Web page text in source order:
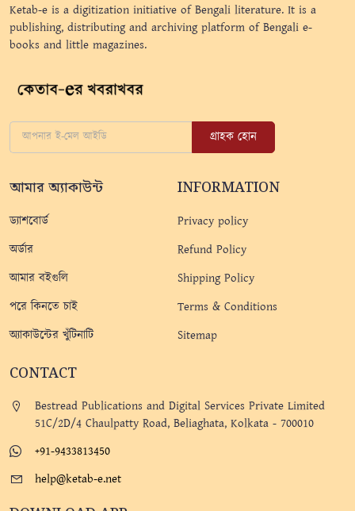
Ketab-e is a digitization initiative of Bengali literature. It is a
publishing, distributing and archiving platform of Bengali e-
books and little magazines.
গ্রাহক হোন
আমার অ্যাকাউন্ট
ড্যাশবোর্ড
অর্ডার
আমার বইগুলি
পরে কিনতে চাই
অ্যাকাউন্টের খুঁটিনাটি
INFORMATION
Privacy policy
Refund Policy
Shipping Policy
Terms & Conditions
Sitemap
CONTACT
Bestread Publications and Digital Services Private Limited
51C/2D/4 Chaulpatty Road, Beliaghata, Kolkata - 700010
+91-9433813450
help@ketab-e.net